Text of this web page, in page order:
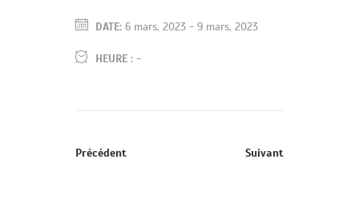
DATE: 6 mars, 2023 - 9 mars, 2023
HEURE : -
Précédent Suivant